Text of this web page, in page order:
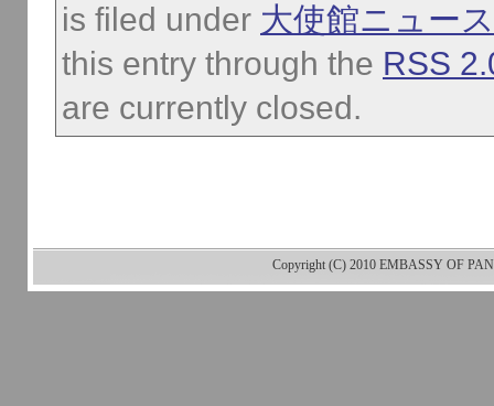
is filed under 大使館ニュース
this entry through the RSS
are currently closed.
Copyright (C) 2010 EMBASSY OF